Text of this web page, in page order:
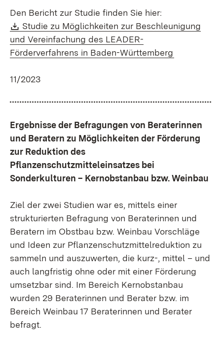
Den Bericht zur Studie finden Sie hier:
Download:
Studie zu Möglichkeiten zur Beschleunigung
und Vereinfachung des LEADER-
Förderverfahrens in Baden-Württemberg
11/2023
Ergebnisse der Befragungen von Beraterinnen
und Beratern zu Möglichkeiten der Förderung
zur Reduktion des
Pflanzenschutzmitteleinsatzes bei
Sonderkulturen – Kernobstanbau bzw. Weinbau
Ziel der zwei Studien war es, mittels einer
strukturierten Befragung von Beraterinnen und
Beratern im Obstbau bzw. Weinbau Vorschläge
und Ideen zur Pflanzenschutzmittelreduktion zu
sammeln und auszuwerten, die kurz-, mittel – und
auch langfristig ohne oder mit einer Förderung
umsetzbar sind. Im Bereich Kernobstanbau
wurden 29 Beraterinnen und Berater bzw. im
Bereich Weinbau 17 Beraterinnen und Berater
befragt.